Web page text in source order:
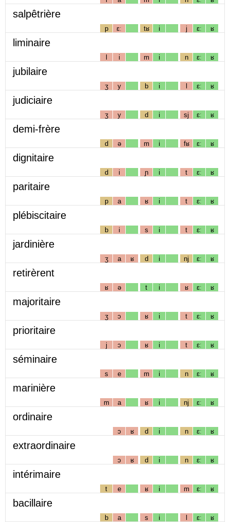
salpêtrière
p ɛː tʁ i j ɛː ʁ
liminaire
l i m i n ɛː ʁ
jubilaire
ʒ y b i l ɛː ʁ
judiciaire
ʒ y d i sj ɛː ʁ
demi-frère
d ə m i fʁ ɛː ʁ
dignitaire
d i ɲ i t ɛː ʁ
paritaire
p a ʁ i t ɛː ʁ
plébiscitaire
b i s i t ɛː ʁ
jardinière
ʒ a ʁ d i nj ɛː ʁ
retirèrent
ʁ ə t i ʁ ɛː ʁ
majoritaire
ʒ ɔ ʁ i t ɛː ʁ
prioritaire
j ɔ ʁ i t ɛː ʁ
séminaire
s e m i n ɛː ʁ
marinière
m a ʁ i nj ɛː ʁ
ordinaire
ɔ ʁ d i n ɛː ʁ
extraordinaire
ɔ ʁ d i n ɛː ʁ
intérimaire
t e ʁ i m ɛː ʁ
bacillaire
b a s i l ɛː ʁ